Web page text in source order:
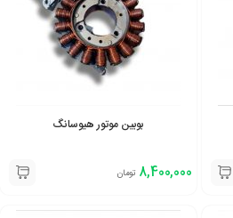
بوبین موتور هیوسانگ
8,400,000 تومان